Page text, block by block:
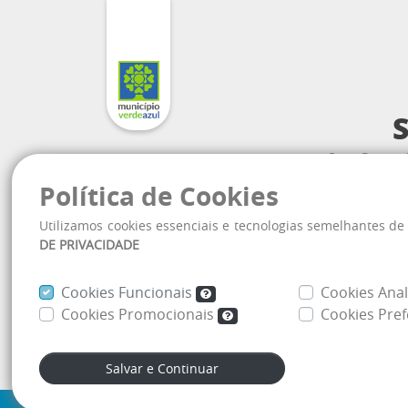
Praça
Política de Cookies
Utilizamos cookies essenciais e tecnologias semelhantes
DE PRIVACIDADE
Cookies Funcionais
Cookies
Cookies Promocionais
Cookies
Salvar e Continuar